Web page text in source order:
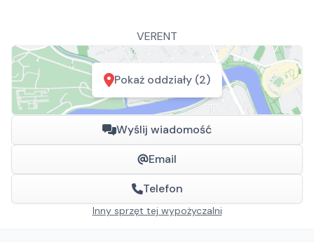
VERENT
Pokaż oddziały (2)
Wyślij wiadomość
Email
Telefon
Inny sprzęt tej wypożyczalni